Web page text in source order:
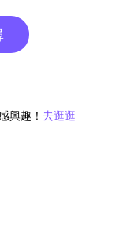
興趣！ 去逛逛